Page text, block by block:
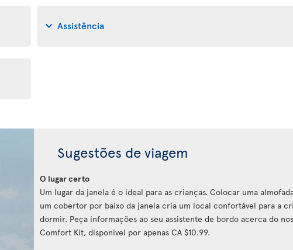
Assistência
Sugestões de viagem
O lugar certo
Um lugar da janela é o ideal para as crianças. Colocar uma
um cobertor por baixo da janela cria um local confortável para a
dormir. Peça informações ao seu assistente de bordo acerca do
Comfort Kit, disponível por apenas CA $10.99.